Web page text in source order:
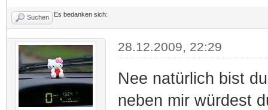
Suchen Es bedanken sich:
28.12.2009, 22:29
Nee natürlich bist
neben mir würdest